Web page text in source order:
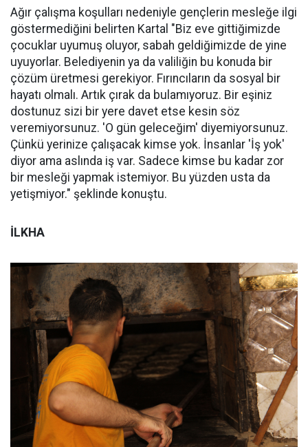
Ağır çalışma koşulları nedeniyle gençlerin mesleğe ilgi
göstermediğini belirten Kartal "Biz eve gittiğimizde
çocuklar uyumuş oluyor, sabah geldiğimizde de yine
uyuyorlar. Belediyenin ya da valiliğin bu konuda bir
çözüm üretmesi gerekiyor. Fırıncıların da sosyal bir
hayatı olmalı. Artık çırak da bulamıyoruz. Bir eşiniz
dostunuz sizi bir yere davet etse kesin söz
veremiyorsunuz. 'O gün geleceğim' diyemiyorsunuz.
Çünkü yerinize çalışacak kimse yok. İnsanlar 'İş yok'
diyor ama aslında iş var. Sadece kimse bu kadar zor
bir mesleği yapmak istemiyor. Bu yüzden usta da
yetişmiyor." şeklinde konuştu.
İLKHA